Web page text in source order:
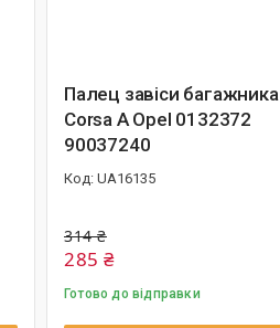
Палец завіси багажника
Corsa A Opel 0132372
90037240
UA16135
314 ₴
285 ₴
Готово до відправки